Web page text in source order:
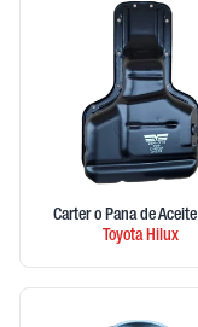
Carter o Pana de Aceite
ToyotaHilux